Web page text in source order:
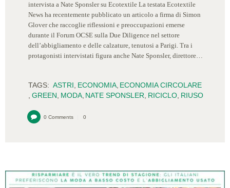
intervista a Nate Sponsler su Ecotextile La testata Ecotextile
News ha recentemente pubblicato un articolo a firma di Simon
Glover che raccoglie riflessioni e preoccupazioni emerse
durante il Forum OCSE sulla Due Diligence nel settore
dell’abbigliamento e delle calzature, tenutosi a Parigi. Tra i
protagonisti intervistati figura anche Nate Sponsler, direttore…
TAGS: ASTRI ECONOMIA, ECONOMIA CIRCOLARE
GREEN MODA, NATE SPONSLER RICICLO RIUSO
0 Comments 0